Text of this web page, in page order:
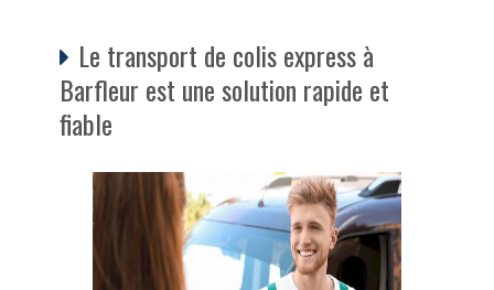
Le transport de colis express à
Barfleur est une solution rapide et
fiable